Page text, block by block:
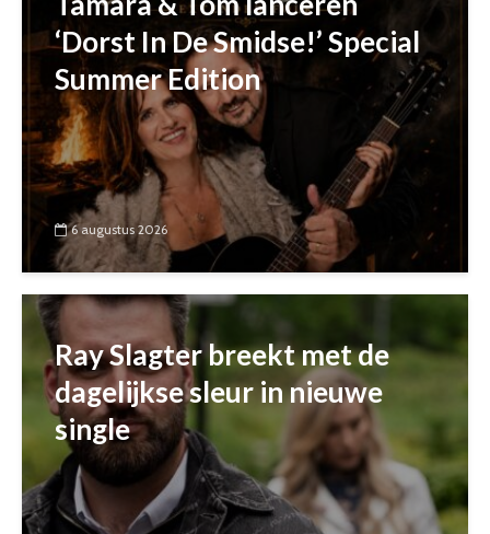
‘Dorst In De Smidse!’ Special
Summer Edition
6 augustus 2026
Ray Slagter breekt met de
dagelijkse sleur in nieuwe
single